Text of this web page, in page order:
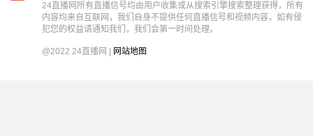
24直播网所有直播信号均由用户收集或从搜索引擎搜索整理获得，所有
内容均来自互联网，我们自身不提供任何直播信号和视频内容，如有侵
犯您的权益请通知我们，我们会第一时间处理。
@2022 24直播网 | 网站地图